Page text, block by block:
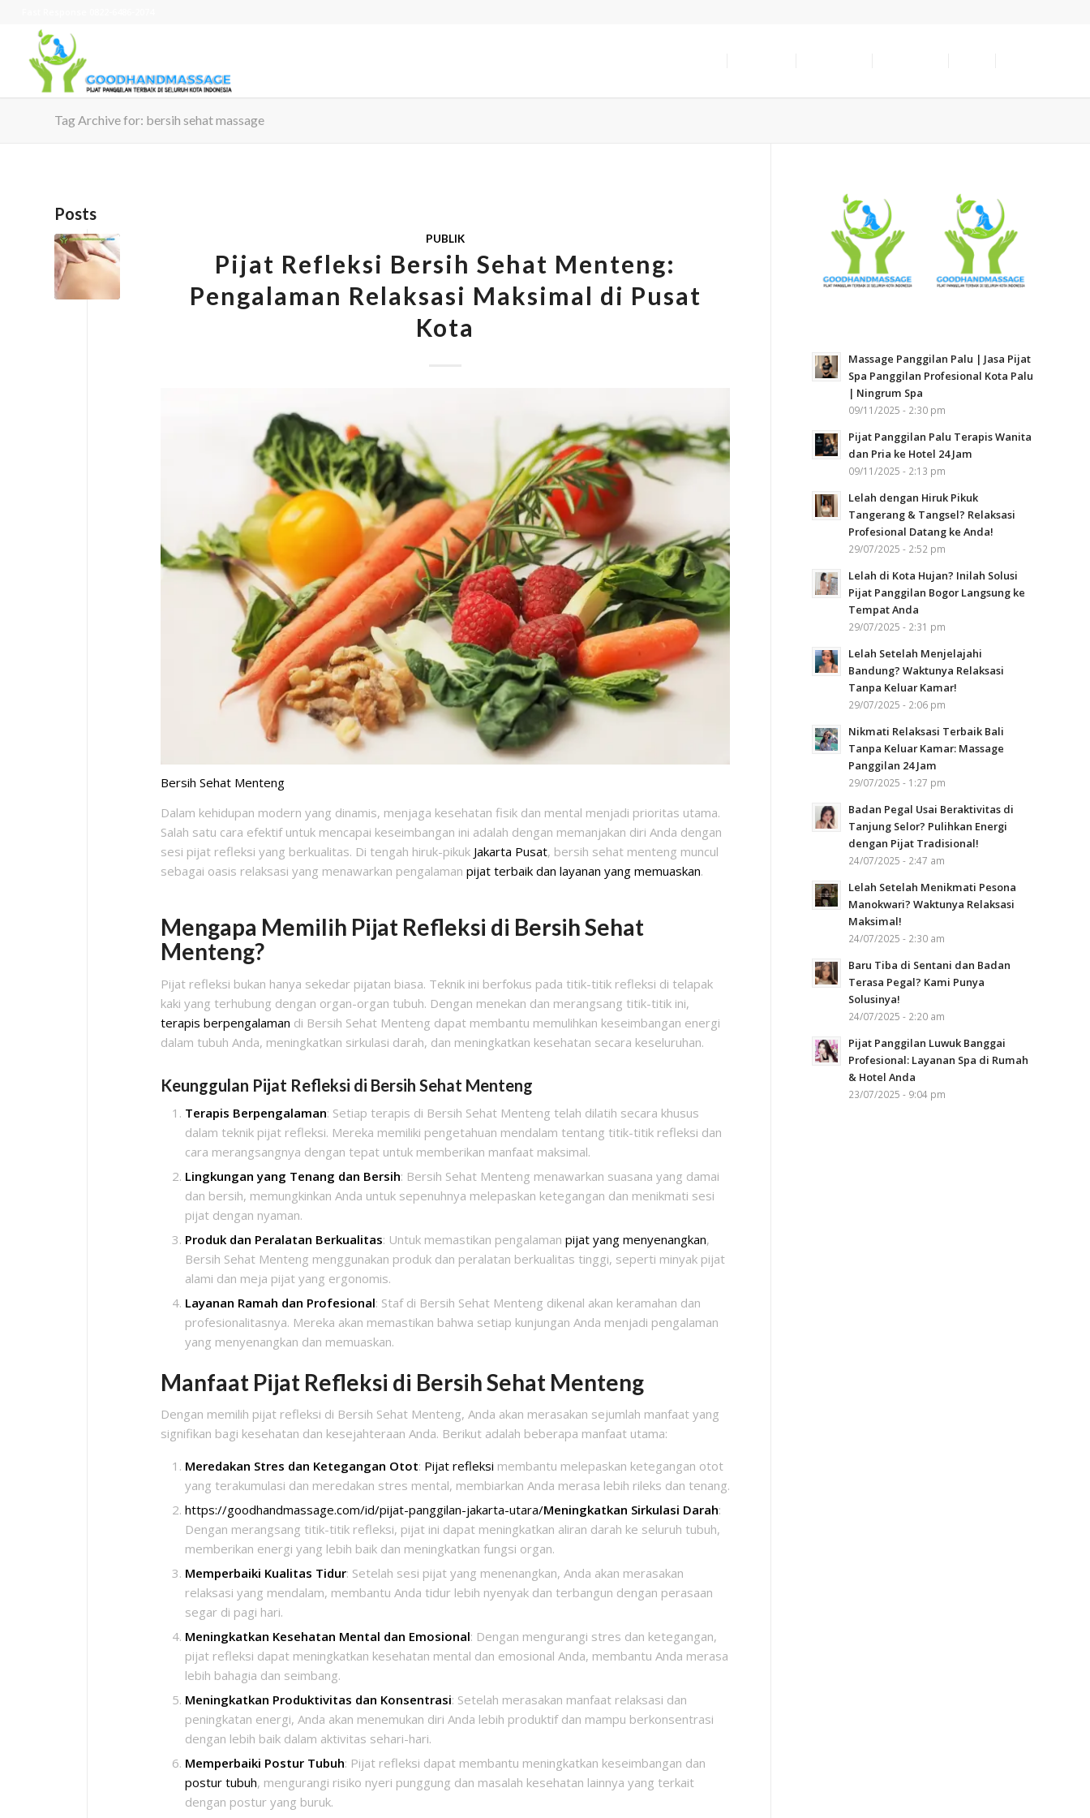
Tag Archive for: bersih sehat massage
Posts
PUBLIK
Pijat Refleksi Bersih Sehat Menteng:
Pengalaman Relaksasi Maksimal di Pusat
Kota
Bersih Sehat Menteng
Dalam kehidupan modern yang dinamis, menjaga kesehatan fisik dan mental menjadi prioritas utama.
Salah satu cara efektif untuk mencapai keseimbangan ini adalah dengan memanjakan diri Anda dengan
sesi pijat refleksi yang berkualitas. Di tengah hiruk-pikuk Jakarta Pusat, bersih sehat menteng muncul
sebagai oasis relaksasi yang menawarkan pengalaman pijat terbaik dan layanan yang memuaskan.
Mengapa Memilih Pijat Refleksi di Bersih Sehat
Menteng?
Pijat refleksi bukan hanya sekedar pijatan biasa. Teknik ini berfokus pada titik-titik refleksi di telapak
kaki yang terhubung dengan organ-organ tubuh. Dengan menekan dan merangsang titik-titik ini,
terapis berpengalaman di Bersih Sehat Menteng dapat membantu memulihkan keseimbangan energi
dalam tubuh Anda, meningkatkan sirkulasi darah, dan meningkatkan kesehatan secara keseluruhan.
Keunggulan Pijat Refleksi di Bersih Sehat Menteng
Terapis Berpengalaman: Setiap terapis di Bersih Sehat Menteng telah dilatih secara khusus
dalam teknik pijat refleksi. Mereka memiliki pengetahuan mendalam tentang titik-titik refleksi dan
cara merangsangnya dengan tepat untuk memberikan manfaat maksimal.
Lingkungan yang Tenang dan Bersih: Bersih Sehat Menteng menawarkan suasana yang damai
dan bersih, memungkinkan Anda untuk sepenuhnya melepaskan ketegangan dan menikmati sesi
pijat dengan nyaman.
Produk dan Peralatan Berkualitas: Untuk memastikan pengalaman pijat yang menyenangkan,
Bersih Sehat Menteng menggunakan produk dan peralatan berkualitas tinggi, seperti minyak pijat
alami dan meja pijat yang ergonomis.
Layanan Ramah dan Profesional: Staf di Bersih Sehat Menteng dikenal akan keramahan dan
profesionalitasnya. Mereka akan memastikan bahwa setiap kunjungan Anda menjadi pengalaman
yang menyenangkan dan memuaskan.
Manfaat Pijat Refleksi di Bersih Sehat Menteng
Dengan memilih pijat refleksi di Bersih Sehat Menteng, Anda akan merasakan sejumlah manfaat yang
signifikan bagi kesehatan dan kesejahteraan Anda. Berikut adalah beberapa manfaat utama:
Meredakan Stres dan Ketegangan Otot: Pijat refleksi membantu melepaskan ketegangan otot
yang terakumulasi dan meredakan stres mental, membiarkan Anda merasa lebih rileks dan tenang.
https://goodhandmassage.com/id/pijat-panggilan-jakarta-utara/Meningkatkan Sirkulasi Darah:
Dengan merangsang titik-titik refleksi, pijat ini dapat meningkatkan aliran darah ke seluruh tubuh,
memberikan energi yang lebih baik dan meningkatkan fungsi organ.
Memperbaiki Kualitas Tidur: Setelah sesi pijat yang menenangkan, Anda akan merasakan
relaksasi yang mendalam, membantu Anda tidur lebih nyenyak dan terbangun dengan perasaan
segar di pagi hari.
Meningkatkan Kesehatan Mental dan Emosional: Dengan mengurangi stres dan ketegangan,
pijat refleksi dapat meningkatkan kesehatan mental dan emosional Anda, membantu Anda merasa
lebih bahagia dan seimbang.
Meningkatkan Produktivitas dan Konsentrasi: Setelah merasakan manfaat relaksasi dan
peningkatan energi, Anda akan menemukan diri Anda lebih produktif dan mampu berkonsentrasi
dengan lebih baik dalam aktivitas sehari-hari.
Memperbaiki Postur Tubuh: Pijat refleksi dapat membantu meningkatkan keseimbangan dan
postur tubuh, mengurangi risiko nyeri punggung dan masalah kesehatan lainnya yang terkait
dengan postur yang buruk.
Massage Panggilan Palu | Jasa Pijat
Spa Panggilan Profesional Kota Palu
| Ningrum Spa
09/11/2025 - 2:30 pm
Pijat Panggilan Palu Terapis Wanita
dan Pria ke Hotel 24 Jam
09/11/2025 - 2:13 pm
Lelah dengan Hiruk Pikuk
Tangerang & Tangsel? Relaksasi
Profesional Datang ke Anda!
29/07/2025 - 2:52 pm
Lelah di Kota Hujan? Inilah Solusi
Pijat Panggilan Bogor Langsung ke
Tempat Anda
29/07/2025 - 2:31 pm
Lelah Setelah Menjelajahi
Bandung? Waktunya Relaksasi
Tanpa Keluar Kamar!
29/07/2025 - 2:06 pm
Nikmati Relaksasi Terbaik Bali
Tanpa Keluar Kamar: Massage
Panggilan 24 Jam
29/07/2025 - 1:27 pm
Badan Pegal Usai Beraktivitas di
Tanjung Selor? Pulihkan Energi
dengan Pijat Tradisional!
24/07/2025 - 2:47 am
Lelah Setelah Menikmati Pesona
Manokwari? Waktunya Relaksasi
Maksimal!
24/07/2025 - 2:30 am
Baru Tiba di Sentani dan Badan
Terasa Pegal? Kami Punya
Solusinya!
24/07/2025 - 2:20 am
Pijat Panggilan Luwuk Banggai
Profesional: Layanan Spa di Rumah
& Hotel Anda
23/07/2025 - 9:04 pm